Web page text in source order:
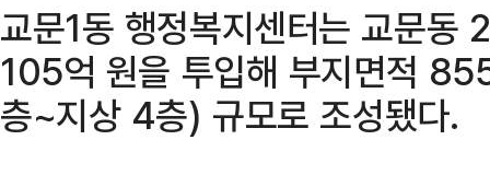
교문1동 행정복지센터는 교문
105억 원을 투입해 부지면적
층~지상 4층) 규모로 조성됐다.